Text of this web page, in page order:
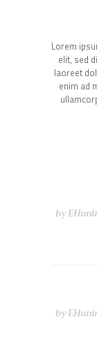
Lorem
elit, sed
laoreet
enim ad
by
by